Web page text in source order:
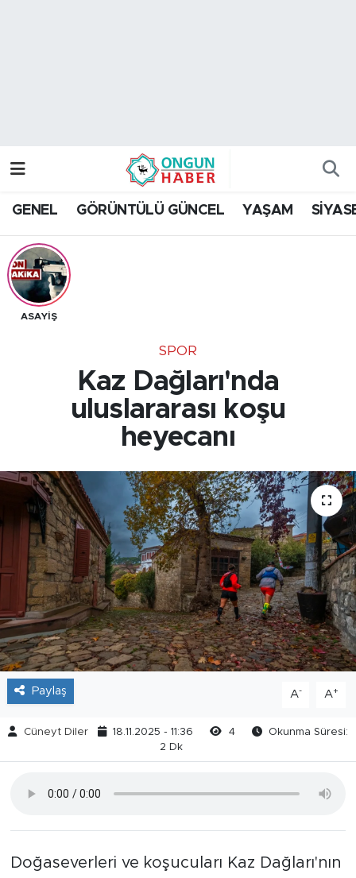
GENEL GÖRÜNTÜLÜ GÜNCEL YAŞAM
ASAYİŞ
SPOR
Kaz Dağları'nda
uluslararası koşu
heyecanı
Paylaş A- A+
Cüneyt Diler 18.11.2025 - 11:36 4
Okunma Süresi:
2 Dk
Doğaseverleri ve koşucuları Kaz Dağları'nın
Trafik Durumu
Tüm Manşetler
Son Dakika Haberleri